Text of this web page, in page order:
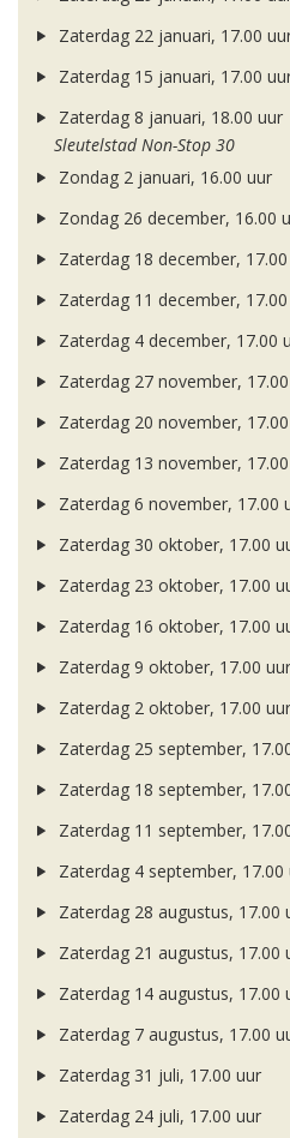
Zaterdag 22 januari, 17.00
Zaterdag 15 januari, 17.00
Zaterdag 8 januari, 18.00 uur
Sleutelstad Non-Stop 30
Zondag 2 januari, 16.00 uur
Zondag 26 december, 16.00
Zaterdag 18 december,
Zaterdag 11 december,
Zaterdag 4 december, 17.00
Zaterdag 27 november,
Zaterdag 20 november,
Zaterdag 13 november,
Zaterdag 6 november, 17.00
Zaterdag 30 oktober, 17.00
Zaterdag 23 oktober, 17.00
Zaterdag 16 oktober, 17.00
Zaterdag 9 oktober, 17.00 uur
Zaterdag 2 oktober, 17.00 uur
Zaterdag 25 september,
Zaterdag 18 september,
Zaterdag 11 september,
Zaterdag 4 september, 17.00
Zaterdag 28 augustus, 17.00
Zaterdag 21 augustus, 17.00
Zaterdag 14 augustus, 17.00
Zaterdag 7 augustus, 17.00
Zaterdag 31 juli, 17.00 uur
Zaterdag 24 juli, 17.00 uur